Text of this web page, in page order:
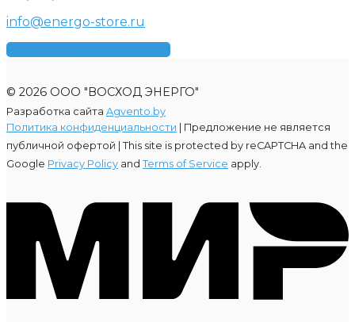
info@energo-store.ru
Получить консультацию
© 2026 ООО "ВОСХОД ЭНЕРГО"
Разработка сайта Agvento.by
Политика конфиденциальности | Предложение не является
публичной офертой | This site is protected by reCAPTCHA and the
Google Privacy Policy and Terms of Service apply.